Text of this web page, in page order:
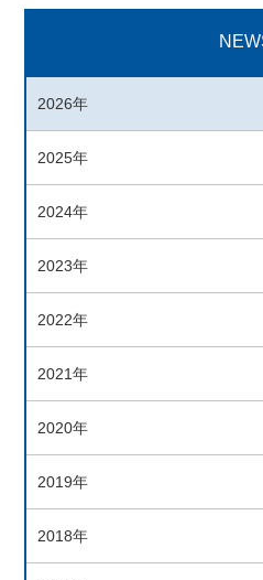
2026年
2025年
2024年
2023年
2022年
2021年
2020年
2019年
2018年